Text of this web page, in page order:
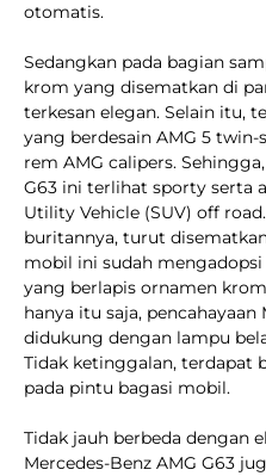
otomatis.
Sedangkan pada bagian
krom yang disematkan di
terkesan elegan. Selain itu,
yang berdesain AMG 5
rem AMG calipers.
G63 ini terlihat sporty serta
Utility Vehicle (SUV) off
buritannya, turut
mobil ini sudah
yang berlapis ornamen
hanya itu saja, pencahayaan
didukung dengan lampu
Tidak ketinggalan, terdapat
pada pintu bagasi mobil.
Tidak jauh berbeda dengan
Mercedes-Benz AMG G63